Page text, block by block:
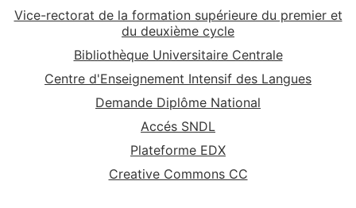
Vice-rectorat de la formation supérieure du premier et
du deuxième cycle
Bibliothèque Universitaire Centrale
Centre d'Enseignement Intensif des Langues
Demande Diplôme National
Accés SNDL
Plateforme EDX
Creative Commons CC